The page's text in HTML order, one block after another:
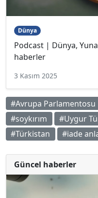
Dünya
Podcast | Dünya,
haberler
3 Kasım 2025
#Avrupa Parlamentosu
#soykırım
#Uygur
#Türkistan
#iade
Güncel haberler